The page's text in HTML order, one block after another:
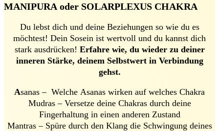
MANIPURA oder SOLARPLEXUS CHAKRA
Du lebst dich und deine Beziehungen so wie du es
möchtest! Dein Sosein ist wertvoll und du kannst dich
stark ausdrücken! Erfahre wie, du wieder zu deiner
inneren Stärke, deinem Selbstwert in Verbindung
gehst.
Asanas – Welche Asanas wirken auf welches Chakra
Mudras – Versetze deine Chakras durch deine
Fingerhaltung in einen anderen Zustand
Mantras – Spüre durch den Klang die Schwingung deines